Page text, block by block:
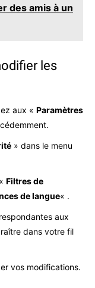
des amis à un
les
aux « Paramètres
» dans le menu
Filtres de
de langue« .
aux
dans votre fil
vos modifications.